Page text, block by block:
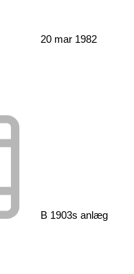
20 mar 1982
B 1903s anlæg